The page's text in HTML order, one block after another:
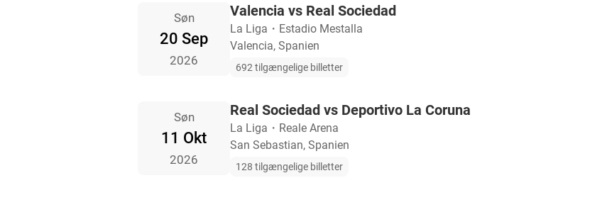
Søn
20 Sep
2026
Valencia vs Real Sociedad
La Liga ・ Estadio Mestalla
Valencia, Spanien
692 tilgængelige billetter
Søn
11 Okt
2026
Real Sociedad vs Deportivo La Coruna
La Liga ・ Reale Arena
San Sebastian, Spanien
128 tilgængelige billetter